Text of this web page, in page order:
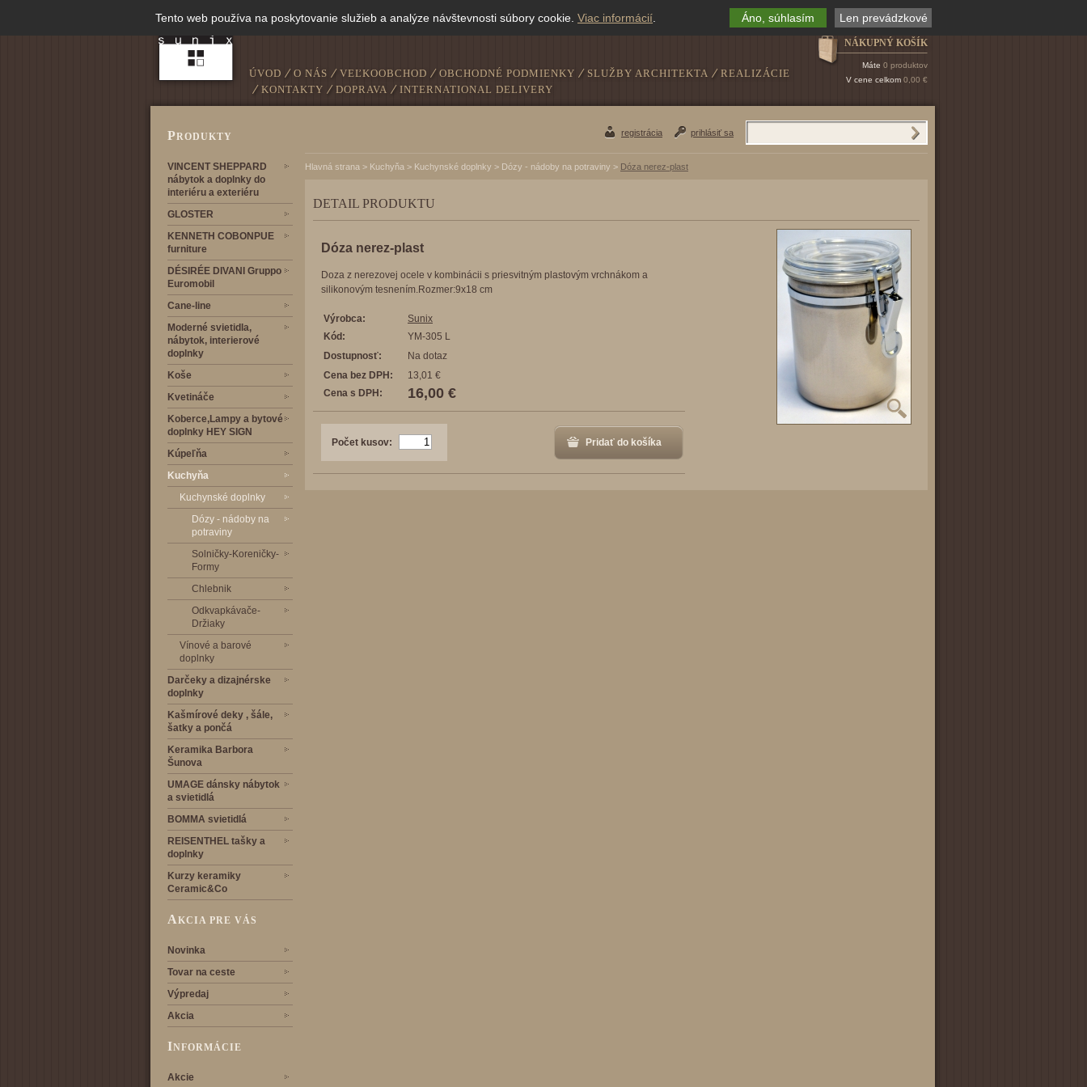
NÁKUPNÝ KOŠÍK
Máte 0 produktov
V cene celkom 0,00 €
ÚVOD O NÁS VEĽKOOBCHOD OBCHODNÉ PODMIENKY SLUŽBY ARCHITEKTA
REALIZÁCIE
KONTAKTY
DOPRAVA INTERNATIONAL DELIVERY
PRODUKTY
VINCENT SHEPPARD
nábytok a doplnky do
interiéru a exteriéru
GLOSTER
KENNETH COBONPUE
furniture
DÉSIRÉE DIVANI Gruppo
Euromobil
Cane-line
Moderné svietidla,
nábytok, interierové
doplnky
Koše
Kvetináče
Koberce,Lampy a bytové
doplnky HEY SIGN
Kúpeľňa
Kuchyňa
Kuchynské doplnky
Dózy - nádoby na
potraviny
Solničky-Koreničky-
Formy
Chlebnik
Odkvapkávače-
Držiaky
Vínové a barové
doplnky
Darčeky a dizajnérske
doplnky
Kašmírové deky , šále,
šatky a pončá
Keramika Barbora
Šunova
UMAGE dánsky nábytok
a svietidlá
BOMMA svietidlá
REISENTHEL tašky a
doplnky
Kurzy keramiky
Ceramic&Co
AKCIA PRE VÁS
Novinka
Tovar na ceste
Výpredaj
Akcia
INFORMÁCIE
Akcie
registrácia prihlásiť sa
Hlavná strana > Kuchyňa > Kuchynské doplnky > Dózy - nádoby na potraviny > Dóza nerez-plast
DETAIL PRODUKTU
Dóza nerez-plast
Doza z nerezovej ocele v kombinácii s priesvitným plastovým vrchnákom a
silikonovým tesnením.Rozmer:9x18 cm
Výrobca:
Sunix
Kód:
YM-305 L
Dostupnosť:
Na dotaz
Cena bez DPH:
13,01 €
Cena s DPH:
16,00 €
Pridať do košíka
Počet kusov:
Tento web používa na poskytovanie služieb a analýze návštevnosti súbory cookie. Viac informácií Áno, súhlasím Len prevádzkové